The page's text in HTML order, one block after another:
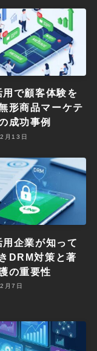
で顧客体験を
形商品マーケテ
成功事例
月13日
企業が知って
DRM対策と著
の重要性
月7日